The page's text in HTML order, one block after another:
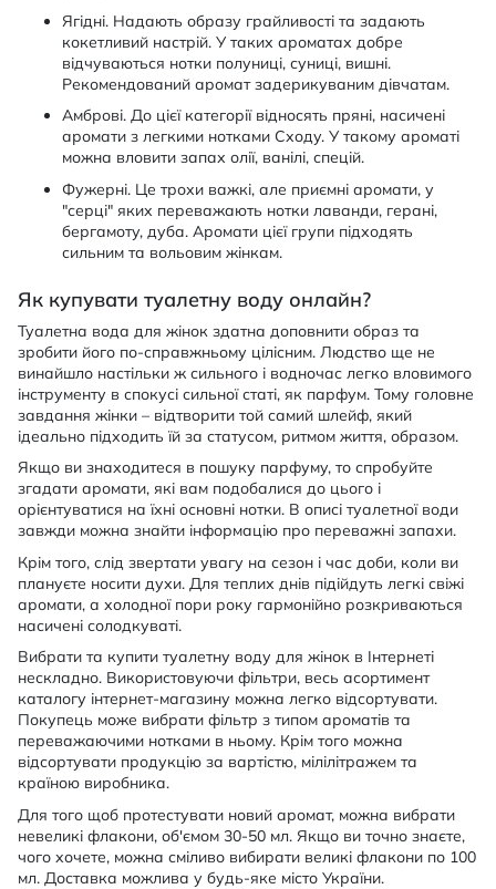
Ягідні. Надають образу грайливості та задають
кокетливий настрій. У таких ароматах добре
відчуваються нотки полуниці, суниці, вишні.
Рекомендований аромат задерикуваним дівчатам.
Амброві. До цієї категорії відносять пряні, насичені
аромати з легкими нотками Сходу. У такому ароматі
можна вловити запах олії, ванілі, спецій.
Фужерні. Це трохи важкі, але приємні аромати, у
"серці" яких переважають нотки лаванди, герані,
бергамоту, дуба. Аромати цієї групи підходять
сильним та вольовим жінкам.
Як купувати туалетну воду онлайн?
Туалетна вода для жінок здатна доповнити образ та
зробити його по-справжньому цілісним. Людство ще не
винайшло настільки ж сильного і водночас легко вловимого
інструменту в спокусі сильної статі, як парфум. Тому головне
завдання жінки – відтворити той самий шлейф, який
ідеально підходить їй за статусом, ритмом життя, образом.
Якщо ви знаходитеся в пошуку парфуму, то спробуйте
згадати аромати, які вам подобалися до цього і
орієнтуватися на їхні основні нотки. В описі туалетної води
завжди можна знайти інформацію про переважні запахи.
Крім того, слід звертати увагу на сезон і час доби, коли ви
плануєте носити духи. Для теплих днів підійдуть легкі свіжі
аромати, а холодної пори року гармонійно розкриваються
насичені солодкуваті.
Вибрати та купити туалетну воду для жінок в Інтернеті
нескладно. Використовуючи фільтри, весь асортимент
каталогу інтернет-магазину можна легко відсортувати.
Покупець може вибрати фільтр з типом ароматів та
переважаючими нотками в ньому. Крім того можна
відсортувати продукцію за вартістю, мілілітражем та
країною виробника.
Для того щоб протестувати новий аромат, можна вибрати
невеликі флакони, об'ємом 30-50 мл. Якщо ви точно знаєте,
чого хочете, можна сміливо вибирати великі флакони по 100
мл. Доставка можлива у будь-яке місто України.